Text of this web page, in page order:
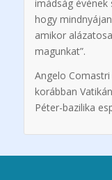
imádság évének
hogy
amikor
magunkat”.
Angelo
korábban
Péter-bazilika